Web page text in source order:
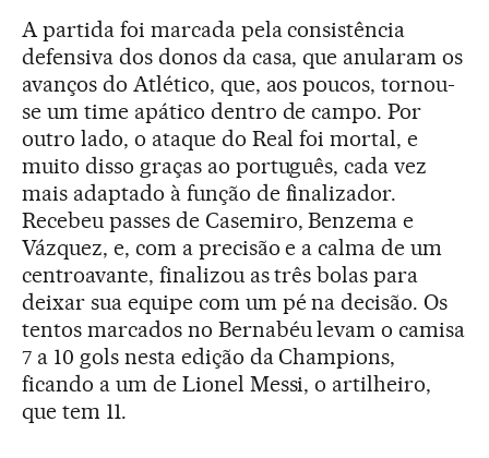
A partida foi marcada pela consistência
defensiva dos donos da casa, que anularam os
avanços do Atlético, que, aos poucos, tornou-
se um time apático dentro de campo. Por
outro lado, o ataque do Real foi mortal, e
muito disso graças ao português, cada vez
mais adaptado à função de finalizador.
Recebeu passes de Casemiro, Benzema e
Vázquez, e, com a precisão e a calma de um
centroavante, finalizou as três bolas para
deixar sua equipe com um pé na decisão. Os
tentos marcados no Bernabéu levam o camisa
7 a 10 gols nesta edição da Champions,
ficando a um de Lionel Messi, o artilheiro,
que tem 11.